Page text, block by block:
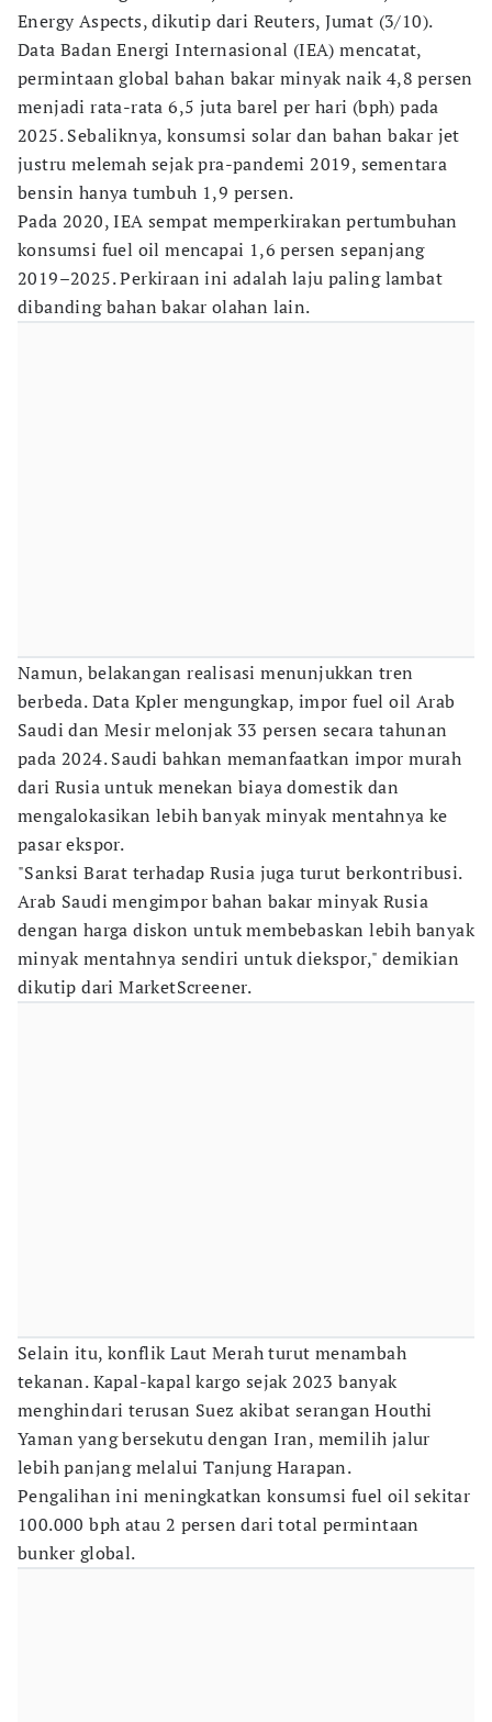
Energy Aspects, dikutip dari Reuters, Jumat (3/10).
Data Badan Energi Internasional (IEA) mencatat,
permintaan global bahan bakar minyak naik 4,8 persen
menjadi rata-rata 6,5 juta barel per hari (bph) pada
2025. Sebaliknya, konsumsi solar dan bahan bakar jet
justru melemah sejak pra-pandemi 2019, sementara
bensin hanya tumbuh 1,9 persen.
Pada 2020, IEA sempat memperkirakan pertumbuhan
konsumsi fuel oil mencapai 1,6 persen sepanjang
2019–2025. Perkiraan ini adalah laju paling lambat
dibanding bahan bakar olahan lain.
Namun, belakangan realisasi menunjukkan tren
berbeda. Data Kpler mengungkap, impor fuel oil Arab
Saudi dan Mesir melonjak 33 persen secara tahunan
pada 2024. Saudi bahkan memanfaatkan impor murah
dari Rusia untuk menekan biaya domestik dan
mengalokasikan lebih banyak minyak mentahnya ke
pasar ekspor.
"Sanksi Barat terhadap Rusia juga turut berkontribusi.
Arab Saudi mengimpor bahan bakar minyak Rusia
dengan harga diskon untuk membebaskan lebih banyak
minyak mentahnya sendiri untuk diekspor," demikian
dikutip dari MarketScreener.
Selain itu, konflik Laut Merah turut menambah
tekanan. Kapal-kapal kargo sejak 2023 banyak
menghindari terusan Suez akibat serangan Houthi
Yaman yang bersekutu dengan Iran, memilih jalur
lebih panjang melalui Tanjung Harapan.
Pengalihan ini meningkatkan konsumsi fuel oil sekitar
100.000 bph atau 2 persen dari total permintaan
bunker global.